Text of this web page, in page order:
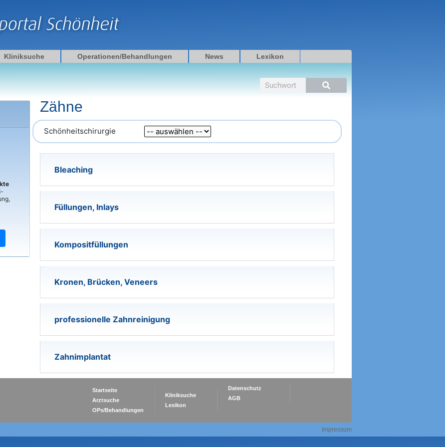
Kliniksuche Operationen/Behandlungen News Lexikon
Suche
Zähne
Schönheitschirurgie
Bleaching
Füllungen, Inlays
Kompositfüllungen
Kronen, Brücken, Veneers
professionelle Zahnreinigung
Zahnimplantat
Startseite
Arztsuche
OPs/Behandlungen
Kliniksuche
Lexikon
Datenschutz
AGB
Impressum